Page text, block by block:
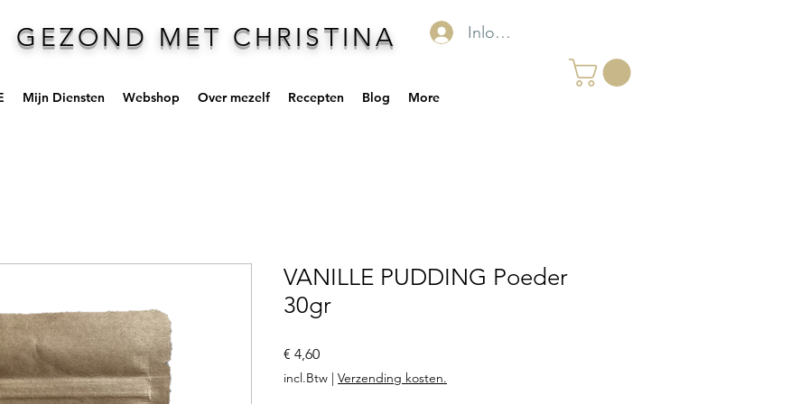
GEZOND MET CHRISTINA Inloggen
Mijn Diensten Webshop Over mezelf Recepten Blog More
VANILLE PUDDING Poeder
30gr
€ 4,60Prijs
incl.Btw | Verzending kosten.